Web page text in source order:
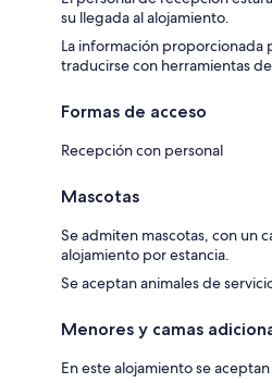
su llegada al alojamiento.
La información proporcionada
traducirse con herramientas
Formas de acceso
Recepción con personal
Mascotas
Se admiten mascotas, con un
alojamiento por estancia.
Se aceptan animales de
Menores y camas
En este alojamiento se